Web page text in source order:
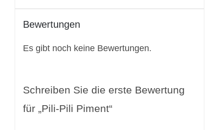
Bewertungen
Es gibt noch keine Bewertungen.
Schreiben Sie die erste Bewertung
für „Pili-Pili Piment“